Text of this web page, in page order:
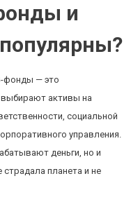
и
фонды — это
активы на
социальной
управления.
деньги, но и
планета и не